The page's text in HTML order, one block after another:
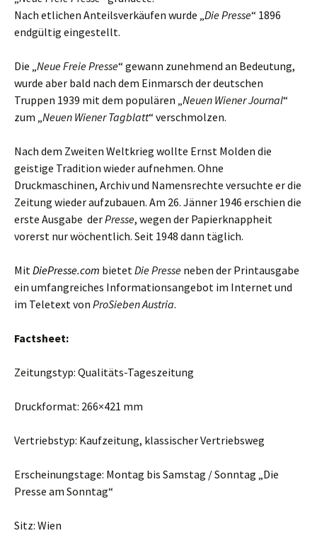
Nach etlichen Anteilsverkäufen wurde „Die Presse“ 1896
endgültig eingestellt.
Die „Neue Freie Presse“ gewann zunehmend an Bedeutung,
wurde aber bald nach dem Einmarsch der deutschen
Truppen 1939 mit dem populären „Neuen Wiener Journal“
zum „Neuen Wiener Tagblatt“ verschmolzen.
Nach dem Zweiten Weltkrieg wollte Ernst Molden die
geistige Tradition wieder aufnehmen. Ohne
Druckmaschinen, Archiv und Namensrechte versuchte er die
Zeitung wieder aufzubauen. Am 26. Jänner 1946 erschien die
erste Ausgabe derPresse, wegen der Papierknappheit
vorerst nur wöchentlich. Seit 1948 dann täglich.
MitDiePresse.com bietetDie Presse neben der Printausgabe
ein umfangreiches Informationsangebot im Internet und
im Teletext von ProSieben Austria.
Factsheet:
Zeitungstyp: Qualitäts-Tageszeitung
Druckformat: 266×421 mm
Vertriebstyp: Kaufzeitung, klassischer Vertriebsweg
Erscheinungstage: Montag bis Samstag / Sonntag „Die
Presse am Sonntag“
Sitz: Wien